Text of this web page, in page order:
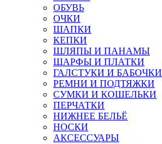
ОБУВЬ
ОЧКИ
ШАПКИ
КЕПКИ
ШЛЯПЫ И ПАНАМЫ
ШАРФЫ И ПЛАТКИ
ГАЛСТУКИ И БАБОЧКИ
РЕМНИ И ПОДТЯЖКИ
СУМКИ И КОШЕЛЬКИ
ПЕРЧАТКИ
НИЖНЕЕ БЕЛЬЁ
НОСКИ
АКСЕССУАРЫ